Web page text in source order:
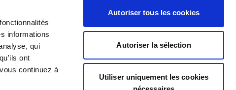
informations
qui
ont
continuez à
Autoriser tous les cookies
Autoriser la sélection
Utiliser uniquement les cookies